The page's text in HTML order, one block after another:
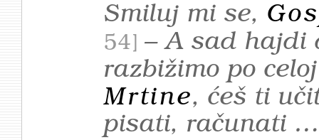
Smiluj mi se,
54 – A sad hajdi
razbižimo po
Mrtine, ćeš ti
pisati, računati